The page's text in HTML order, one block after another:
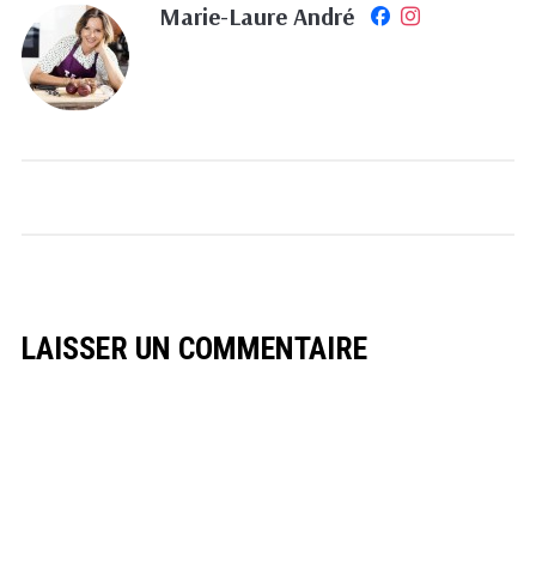
Marie-Laure André
LAISSER UN COMMENTAIRE